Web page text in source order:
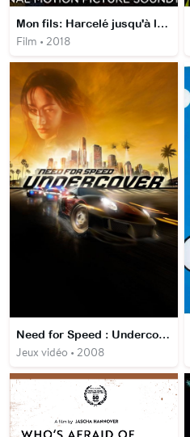
Mon fils: Harcelé jusqu'à la mort
Film • 2018
Need for Speed : Undercover
Jeux vidéo • 2008